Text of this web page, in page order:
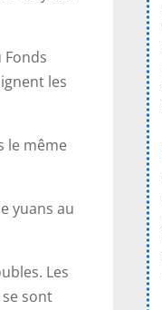
Fonds
les
le même
yuans au
Les
sont